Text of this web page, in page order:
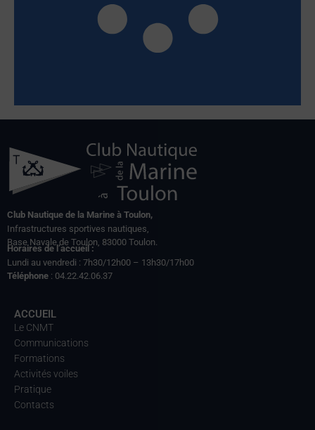
Club Nautique de la Marine à Toulon,
Infrastructures sportives nautiques,
Base Navale de Toulon, 83000 Toulon.
Horaires de l’accueil :
Lundi au vendredi : 7h30/12h00 – 13h30/17h00
Téléphone : 04.22.42.06.37
ACCUEIL
Le CNMT
Communications
Formations
Activités voiles
Pratique
Contacts